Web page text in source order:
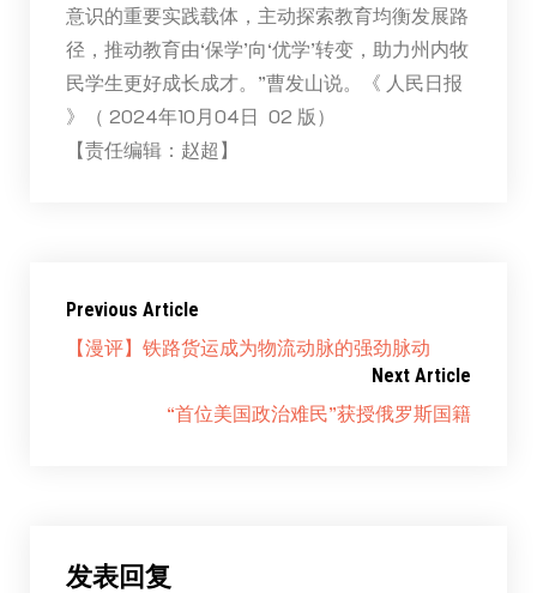
意识的重要实践载体，主动探索教育均衡发展路
径，推动教育由‘保学’向‘优学’转变，助力州内牧
民学生更好成长成才。”曹发山说。《 人民日报
》（ 2024年10月04日 02 版）
【责任编辑：赵超】
Previous Article
【漫评】铁路货运成为物流动脉的强劲脉动
Next Article
“首位美国政治难民”获授俄罗斯国籍
发表回复